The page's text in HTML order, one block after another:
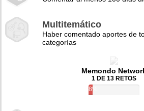
Multitemático
Haber comentado aportes de
categorías
Memondo
1 DE 13 RETOS
8%